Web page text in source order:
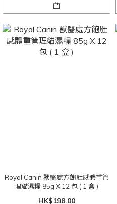
Royal Canin 獸醫處方飽肚感體重管
理貓濕糧 85g X 12 包 ( 1 盒 )
HK$198.00